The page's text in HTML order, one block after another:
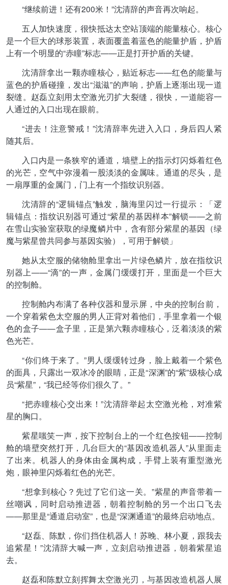
“继续前进！还有200米！”沈清辞的声音再次响起。
五人加快速度，很快抵达太空站顶端的能量核心。核心
是一个巨大的球形装置，表面覆盖着蓝色的能量护盾，护盾
上有一个明显的“赤瞳”标志——正是打开护盾的关键。
沈清辞拿出一颗赤瞳核心，贴近标志——红色的能量与
蓝色的护盾碰撞，发出“滋滋”的声响，护盾上逐渐出现一道
裂缝。赵磊立刻用太空激光刃扩大裂缝，很快，一道能容一
人通过的入口出现在眼前。
“进去！注意警戒！”沈清辞率先进入入口，身后四人紧
随其后。
入口内是一条狭窄的通道，墙壁上的指示灯闪烁着红色
的光芒，空气中弥漫着一股淡淡的金属味。通道的尽头，是
一扇厚重的金属门，门上有一个指纹识别器。
沈清辞的“逻辑锚点”触发，脑海里闪过一行提示：「逻
辑锚点：指纹识别器可通过“紫星的基因样本”解锁——之前
在雪山实验室获取的绿魔鳞片中，含有部分紫星的基因（绿
魔与紫星曾共同参与基因实验），可用于解锁」
她从太空服的储物舱里拿出一片绿色鳞片，放在指纹识
别器上——“滴”的一声，金属门缓缓打开，里面是一个巨大
的控制舱。
控制舱内布满了各种仪器和显示屏，中央的控制台前，
一个穿着紫色太空服的男人正背对着他们，手里拿着一个银
色的盒子——盒子里，正是第六颗赤瞳核心，泛着淡淡的紫
色光芒。
“你们终于来了。”男人缓缓转过身，脸上戴着一个紫色
的面具，只露出一双冰冷的眼睛，正是“深渊”的“紫”级核心成
员“紫星”，“我已经等你们很久了。”
“把赤瞳核心交出来！”沈清辞举起太空激光枪，对准紫
星的胸口。
紫星嗤笑一声，按下控制台上的一个红色按钮——控制
舱的墙壁突然打开，几台巨大的“基因改造机器人”从里面走
了出来。机器人的身体由金属构成，手臂上装有重型激光
炮，眼神里闪烁着红色的光芒。
“想拿到核心？先过了它们这一关。”紫星的声音带着一
丝嘲讽，同时启动推进器，朝着控制舱的另一个出口飞去
——那里是“通道启动室”，也是“深渊通道”的最终启动地点。
“赵磊、陈默，你们挡住机器人！苏晚、林小夏，跟我去
追紫星！”沈清辞大喊一声，立刻启动推进器，朝着紫星追
去。
赵磊和陈默立刻挥舞太空激光刃，与基因改造机器人展